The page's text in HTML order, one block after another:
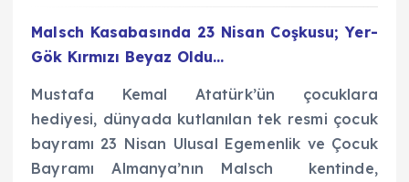
Malsch Kasabasında 23 Nisan Coşkusu; Yer-
Gök Kırmızı Beyaz Oldu…
Mustafa Kemal Atatürk’ün çocuklara
hediyesi, dünyada kutlanılan tek resmi çocuk
bayramı 23 Nisan Ulusal Egemenlik ve Çocuk
Bayramı Almanya’nın Malsch kentinde,